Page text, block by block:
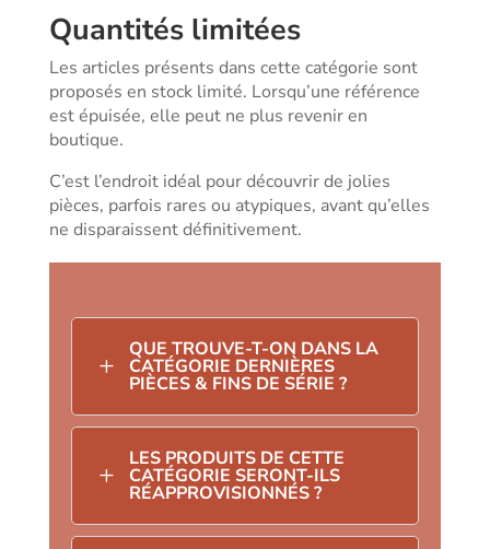
Quantités limitées
Les articles présents dans cette catégorie sont
proposés en stock limité. Lorsqu’une référence
est épuisée, elle peut ne plus revenir en
boutique.
C’est l’endroit idéal pour découvrir de jolies
pièces, parfois rares ou atypiques, avant qu’elles
ne disparaissent définitivement.
L
QUE TROUVE-T-ON DANS LA
CATÉGORIE DERNIÈRES
PIÈCES & FINS DE SÉRIE ?
L
LES PRODUITS DE CETTE
CATÉGORIE SERONT-ILS
RÉAPPROVISIONNÉS ?